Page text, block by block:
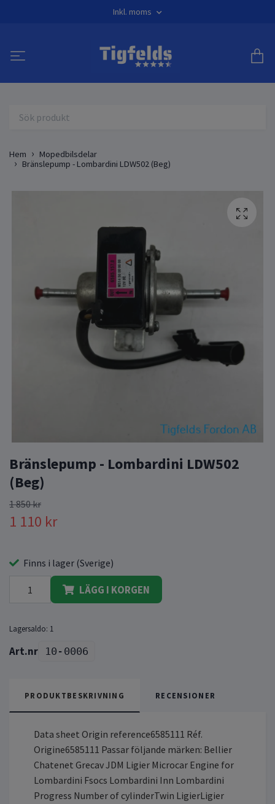
Inkl. moms
Hem
Mopedbilsdelar
Bränslepump - Lombardini LDW502 (Beg)
Bränslepump - Lombardini LDW502
(Beg)
1 850 kr
1 110 kr
Finns i lager (Sverige)
LÄGG I KORGEN
Lagersaldo: 1
10-0006
PRODUKTBESKRIVNING RECENSIONER
Data sheet Origin reference6585111 Réf.
Origine6585111 Passar följande märken: Bellier
Chatenet Grecav JDM Ligier Microcar Engine for
Lombardini Fsocs Lombardini Inn Lombardini
Progress Number of cylinderTwin LigierLigier